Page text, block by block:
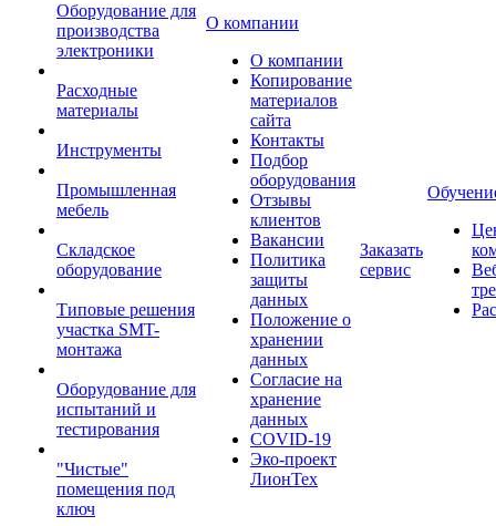
Оборудование для
производства
электроники
Расходные
материалы
Инструменты
Промышленная
мебель
Складское
оборудование
Типовые решения
участка SMT-
монтажа
Оборудование для
испытаний и
тестирования
"Чистые"
помещения под
ключ
О компании
О компании
Копирование
материалов
сайта
Контакты
Подбор
оборудования
Отзывы
клиентов
Вакансии
Политика
защиты
данных
Положение о
хранении
данных
Согласие на
хранение
данных
COVID-19
Эко-проект
ЛионТех
Заказать
сервис